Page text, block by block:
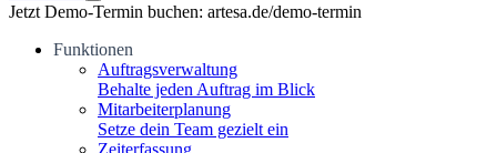
Jetzt Demo-Termin buchen: artesa.de/demo-termin
Funktionen
Auftragsverwaltung
Behalte jeden Auftrag im Blick
Mitarbeiterplanung
Setze dein Team gezielt ein
Zeiterfassung